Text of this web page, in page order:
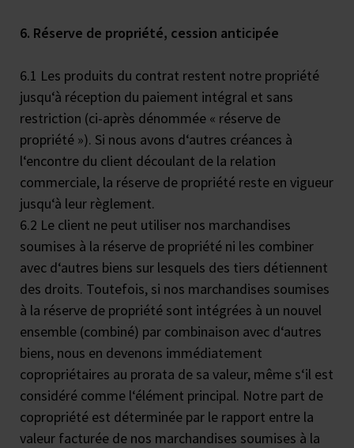
6. Réserve de propriété, cession anticipée
6.1 Les produits du contrat restent notre propriété
jusqu‘à réception du paiement intégral et sans
restriction (ci-après dénommée « réserve de
propriété »). Si nous avons d‘autres créances à
l‘encontre du client découlant de la relation
commerciale, la réserve de propriété reste en vigueur
jusqu‘à leur règlement.
6.2 Le client ne peut utiliser nos marchandises
soumises à la réserve de propriété ni les combiner
avec d‘autres biens sur lesquels des tiers détiennent
des droits. Toutefois, si nos marchandises soumises
à la réserve de propriété sont intégrées à un nouvel
ensemble (combiné) par combinaison avec d‘autres
biens, nous en devenons immédiatement
copropriétaires au prorata de sa valeur, même s‘il est
considéré comme l‘élément principal. Notre part de
copropriété est déterminée par le rapport entre la
valeur facturée de nos marchandises soumises à la